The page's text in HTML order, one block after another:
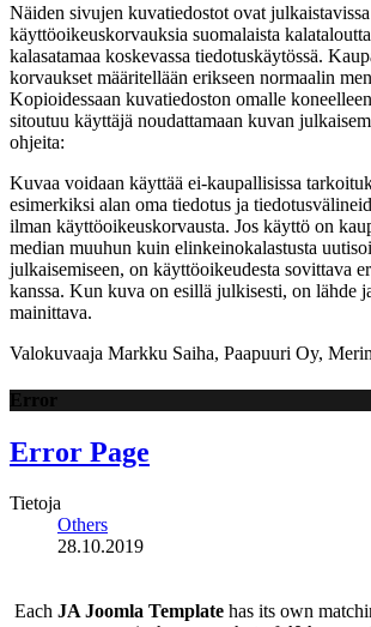
Näiden sivujen kuvatiedostot ovat
käyttöoikeuskorvauksia suomalaista
kalasatamaa koskevassa tiedotuskäytössä.
korvaukset määritellään erikseen normaalin
Kopioidessaan kuvatiedoston omalle
sitoutuu käyttäjä noudattamaan kuvan
ohjeita:
Kuvaa voidaan käyttää ei-kaupallisissa
esimerkiksi alan oma tiedotus ja
ilman käyttöoikeuskorvausta. Jos käyttö on
median muuhun kuin elinkeinokalastusta
julkaisemiseen, on käyttöoikeudesta sovittava
kanssa. Kun kuva on esillä julkisesti, on lähde
mainittava.
Valokuvaaja Markku Saiha, Paapuuri Oy,
Error
Error Page
Tietoja
Others
28.10.2019
Each JA Joomla Template has its own